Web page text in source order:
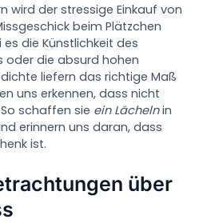
wird der stressige Einkauf von
beim Plätzchen
die Künstlichkeit des
oder die absurd hohen
liefern das richtige Maß
uns erkennen, dass nicht
schaffen sie ein Lächelnin
erinnern uns daran, dass
ist.
über